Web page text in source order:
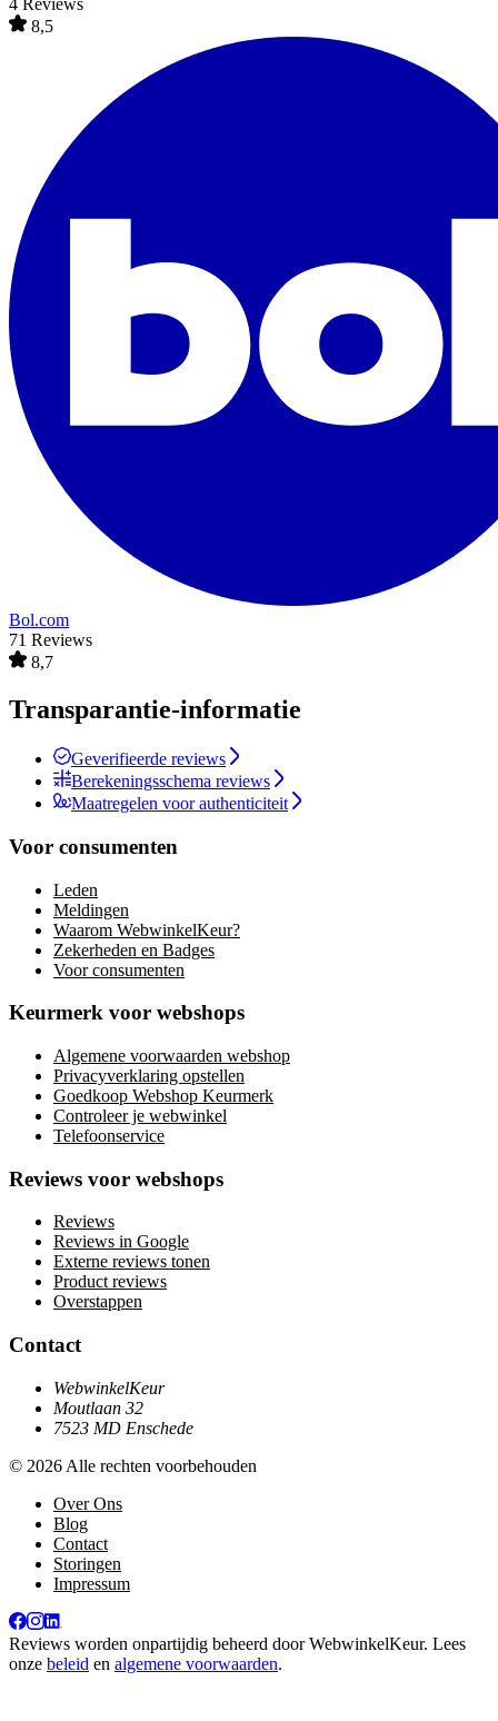
4 Reviews
8,5
Bol.com
71 Reviews
8,7
Transparantie-informatie
Geverifieerde reviews
Berekeningsschema reviews
Maatregelen voor authenticiteit
Voor consumenten
Leden
Meldingen
Waarom WebwinkelKeur?
Zekerheden en Badges
Voor consumenten
Keurmerk voor webshops
Algemene voorwaarden webshop
Privacyverklaring opstellen
Goedkoop Webshop Keurmerk
Controleer je webwinkel
Telefoonservice
Reviews voor webshops
Reviews
Reviews in Google
Externe reviews tonen
Product reviews
Overstappen
Contact
WebwinkelKeur
Moutlaan 32
7523 MD Enschede
© 2026 Alle rechten voorbehouden
Over Ons
Blog
Contact
Storingen
Impressum
Reviews worden onpartijdig beheerd doorWebwinkelKeur. Lees
onze beleid en algemene voorwaarden.